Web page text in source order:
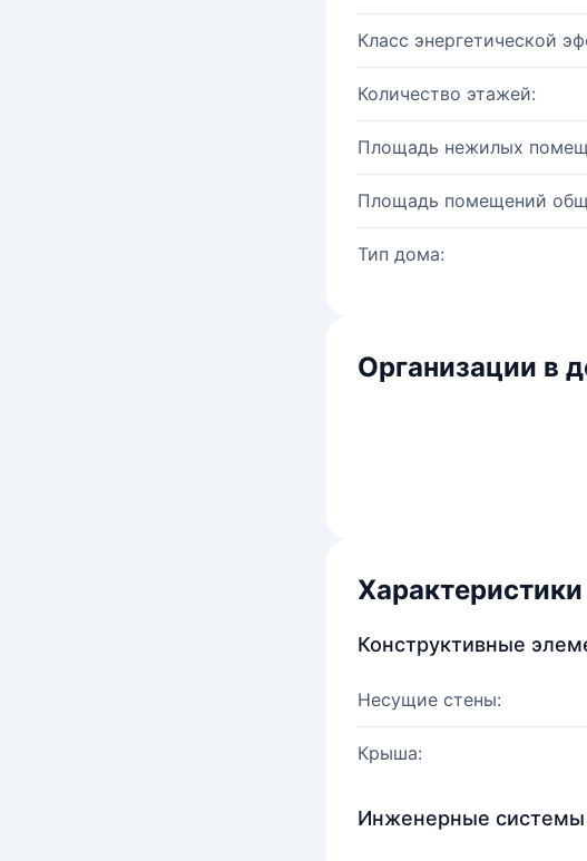
Класс энергетической
Количество этажей:
Площадь нежилых
Площадь помещений
Тип дома:
Организации в
Характеристики
Конструктивные
Несущие стены:
Крыша:
Инженерные системы